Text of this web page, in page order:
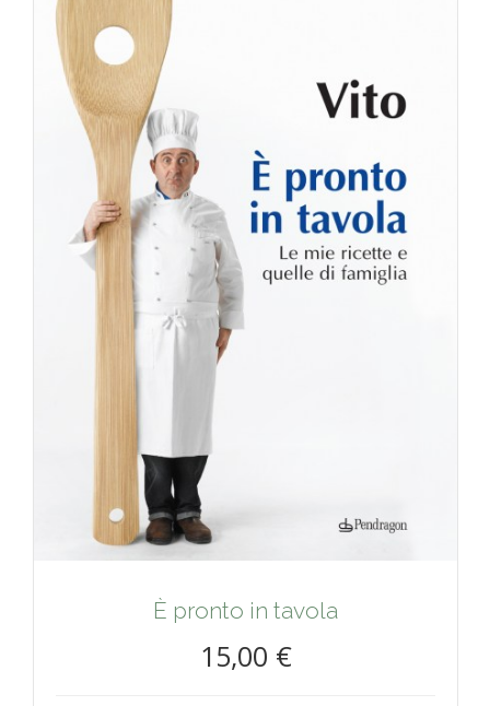
È pronto in tavola
15,00 €